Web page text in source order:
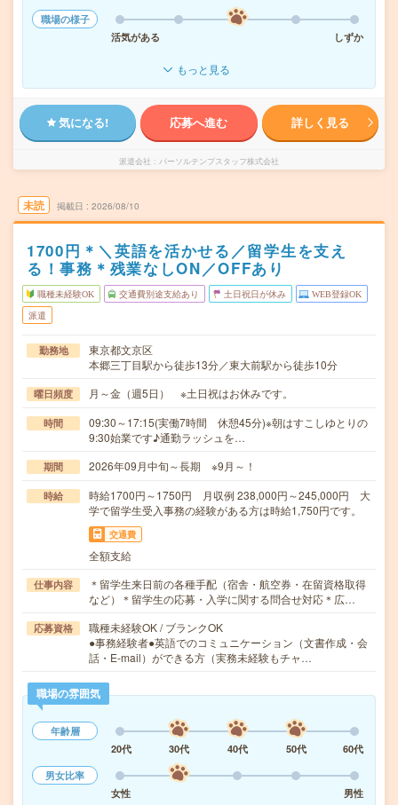
職場の様子
活気がある
しずか
もっと見る
気になる! 応募へ進む 詳しく見る
派遣会社 パーソルテンプスタッフ株式会社
未読 掲載日 2026/08/10
1700円＊＼英語を活かせる／留学生を支え
る！事務＊残業なしON／OFFあり
職種未経験OK 交通費別途支給あり 土日祝日が休み WEB登録OK
派遣
勤務地
東京都文京区
本郷三丁目駅から徒歩13分／東大前駅から徒歩10分
曜日頻度 月～金（週5日） ※土日祝はお休みです。
時間
09:30～17:15(実働7時間 休憩45分)※朝はすこしゆとりの
9:30始業です♪通勤ラッシュを…
期間 2026年09月中旬～長期 ※9月～！
時給
時給1700円～1750円 月収例 238,000円～245,000円 大
学で留学生受入事務の経験がある方は時給1,750円です。
交通費
全額支給
仕事内容
＊留学生来日前の各種手配（宿舎・航空券・在留資格取得
など）＊留学生の応募・入学に関する問合せ対応＊広…
応募資格
職種未経験OK / ブランクOK
●事務経験者●英語でのコミュニケーション（文書作成・会
話・E-mail）ができる方（実務未経験もチャ…
職場の雰囲気
年齢層
20代
30代 40代 50代
60代
男女比率
女性
男性